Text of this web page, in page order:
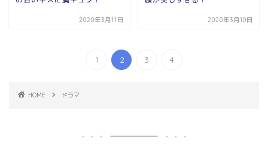
2020年3月11日 2020年3月10日
1 2 3 4
HOME ドラマ